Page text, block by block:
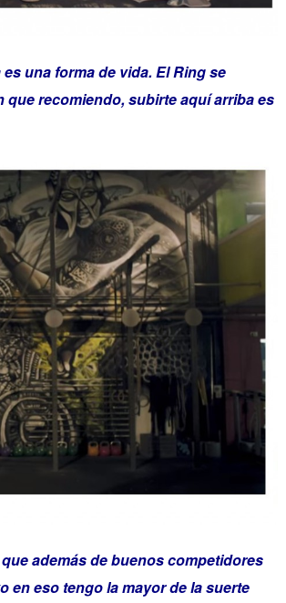
una forma de vida. El Ring se
recomiendo, subirte aquí arriba es
además de buenos competidores
en eso tengo la mayor de la suerte